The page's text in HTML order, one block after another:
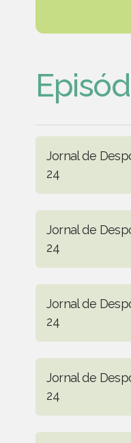
Jornal de
24
Jornal de
24
Jornal de
24
Jornal de
24